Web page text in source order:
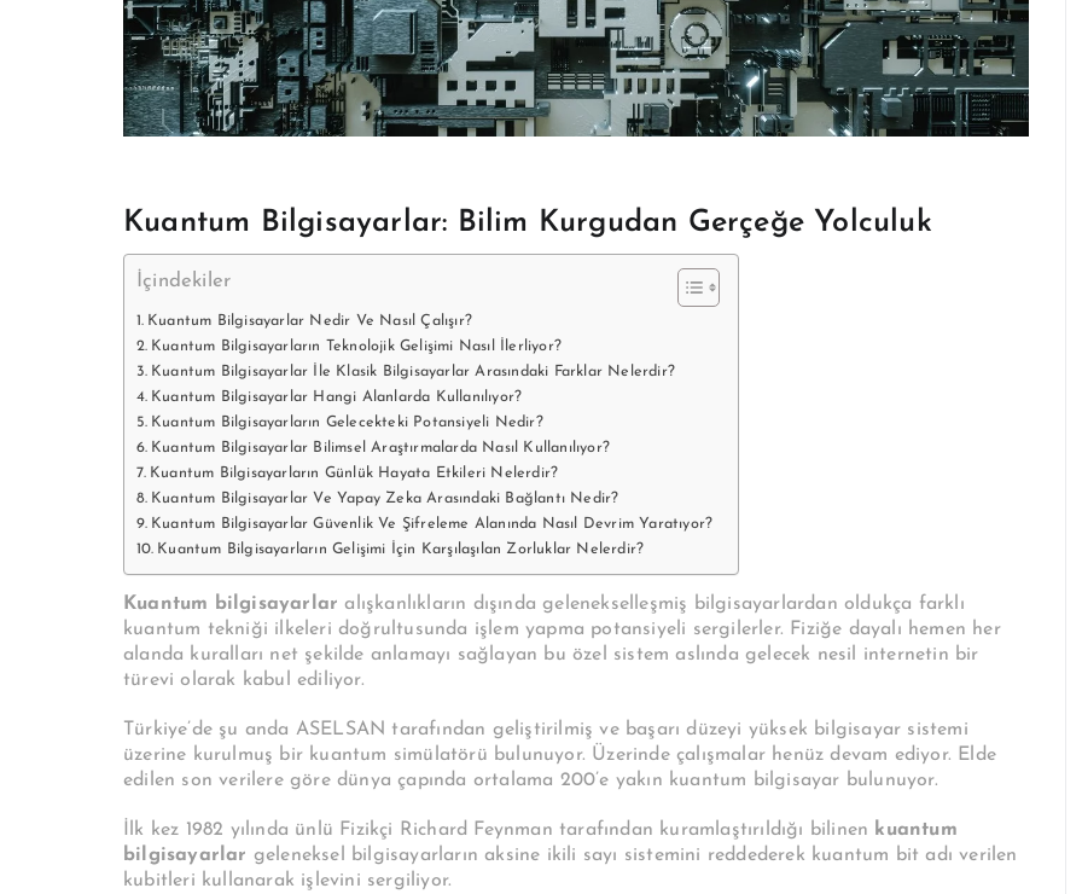
Kuantum Bilgisayarlar: Bilim Kurgudan Gerçeğe Yolculuk
İçindekiler
Kuantum Bilgisayarlar Nedir Ve Nasıl Çalışır?
Kuantum Bilgisayarların Teknolojik Gelişimi Nasıl İlerliyor?
Kuantum Bilgisayarlar İle Klasik Bilgisayarlar Arasındaki Farklar Nelerdir?
Kuantum Bilgisayarlar Hangi Alanlarda Kullanılıyor?
Kuantum Bilgisayarların Gelecekteki Potansiyeli Nedir?
Kuantum Bilgisayarlar Bilimsel Araştırmalarda Nasıl Kullanılıyor?
Kuantum Bilgisayarların Günlük Hayata Etkileri Nelerdir?
Kuantum Bilgisayarlar Ve Yapay Zeka Arasındaki Bağlantı Nedir?
Kuantum Bilgisayarlar Güvenlik Ve Şifreleme Alanında Nasıl Devrim Yaratıyor?
Kuantum Bilgisayarların Gelişimi İçin Karşılaşılan Zorluklar Nelerdir?
Kuantum bilgisayarlar alışkanlıkların dışında gelenekselleşmiş bilgisayarlardan oldukça farklı
kuantum tekniği ilkeleri doğrultusunda işlem yapma potansiyeli sergilerler. Fiziğe dayalı hemen her
alanda kuralları net şekilde anlamayı sağlayan bu özel sistem aslında gelecek nesil internetin bir
türevi olarak kabul ediliyor.
Türkiye’de şu anda ASELSAN tarafından geliştirilmiş ve başarı düzeyi yüksek bilgisayar sistemi
üzerine kurulmuş bir kuantum simülatörü bulunuyor. Üzerinde çalışmalar henüz devam ediyor. Elde
edilen son verilere göre dünya çapında ortalama 200’e yakın kuantum bilgisayar bulunuyor.
İlk kez 1982 yılında ünlü Fizikçi Richard Feynman tarafından kuramlaştırıldığı bilinen kuantum
bilgisayarlar geleneksel bilgisayarların aksine ikili sayı sistemini reddederek kuantum bit adı verilen
kubitleri kullanarak işlevini sergiliyor.